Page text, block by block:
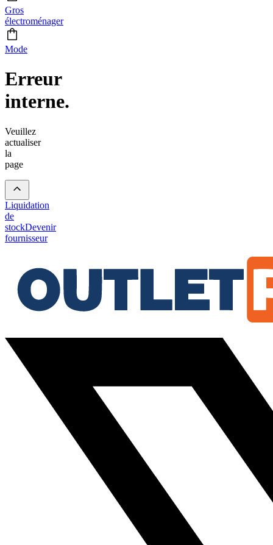
Gros
électroménager
Mode
Erreur
interne.
Veuillez
actualiser
la
page
Liquidation
de
stockDevenir
fournisseur